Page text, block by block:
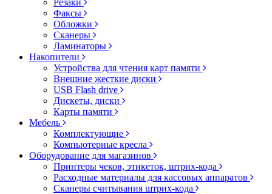
Резаки
Факсы
Обложки
Сканеры
Ламинаторы
Накопители
Устройства для чтения карт памяти
Внешние жесткие диски
USB Flash drive
Дискеты, диски
Карты памяти
Мебель
Комплектующие
Компьютерные кресла
Оборудование для магазинов
Принтеры чеков, этикеток, штрих-кода
Расходные материалы для кассовых аппаратов
Сканеры считывания штрих-кода